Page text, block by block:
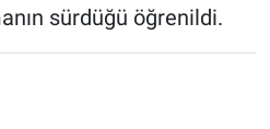
sürdüğü öğrenildi.